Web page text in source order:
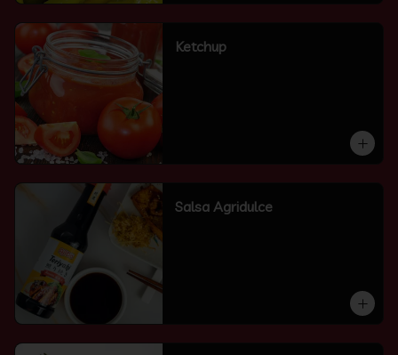
Ketchup
Salsa Agridulce